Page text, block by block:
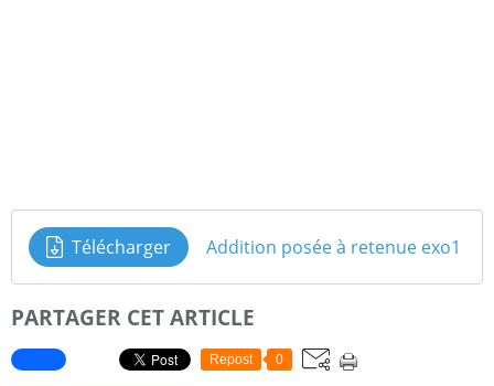
Télécharger Addition posée à retenue exo1
PARTAGER CET ARTICLE
Repost 0